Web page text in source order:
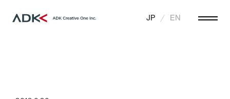
JP EN